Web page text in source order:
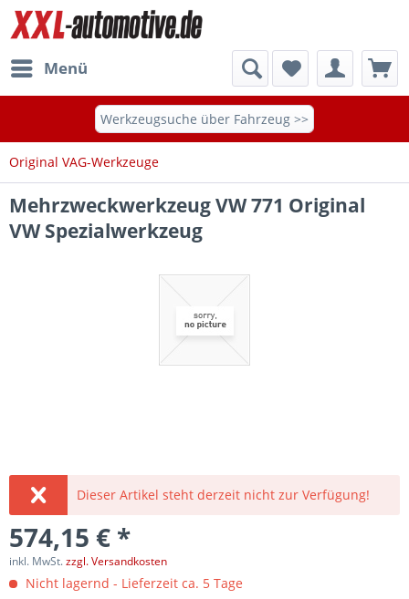
Menü
Werkzeugsuche über Fahrzeug >>
Original VAG-Werkzeuge
Mehrzweckwerkzeug VW 771 Original
VW Spezialwerkzeug
Dieser Artikel steht derzeit nicht zur Verfügung!
574,15 € *
inkl. MwSt.zzgl. Versandkosten
Nicht lagernd - Lieferzeit ca. 5 Tage